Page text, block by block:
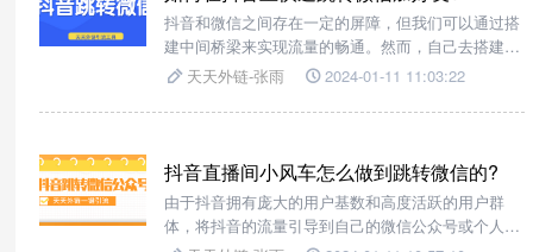
抖音和微信之间存在一定的屏障，但我们可以通过搭
建中间桥梁来实现流量的畅通。然而，自己去搭建这
样的桥梁需要具备专业的技术能力，并且需要投入大
天天外链-张雨 2024-01-11 11:03:22
抖音直播间小风车怎么做到跳转微信的?
由于抖音拥有庞大的用户基数和高度活跃的用户群
体，将抖音的流量引导到自己的微信公众号或个人账